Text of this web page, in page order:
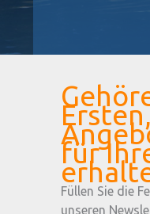
für
Füllen Sie die
unseren